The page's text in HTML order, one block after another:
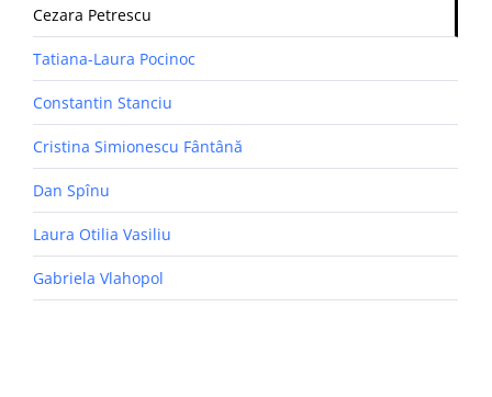
Cezara Petrescu
Tatiana-Laura Pocinoc
Constantin Stanciu
Cristina Simionescu Fântână
Dan Spînu
Laura Otilia Vasiliu
Gabriela Vlahopol